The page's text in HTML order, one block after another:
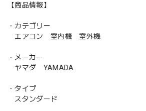
【商品情報】
・カテゴリー
エアコン 室内機 室外機
・メーカー
ヤマダ YAMADA
・タイプ
スタンダード